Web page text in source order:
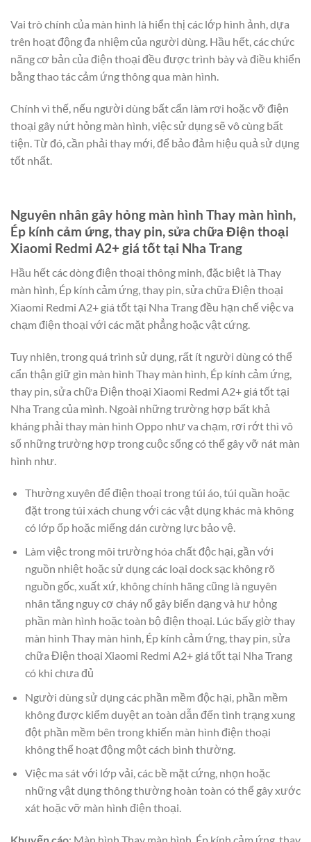
Vai trò chính của màn hình là hiển thị các lớp hình ảnh, dựa
trên hoạt động đa nhiệm của người dùng. Hầu hết, các chức
năng cơ bản của điện thoại đều được trình bày và điều khiển
bằng thao tác cảm ứng thông qua màn hình.
Chính vì thế, nếu người dùng bất cẩn làm rơi hoặc vỡ điện
thoại gây nứt hỏng màn hình, việc sử dụng sẽ vô cùng bất
tiện. Từ đó, cần phải thay mới, để bảo đảm hiệu quả sử dụng
tốt nhất.
Nguyên nhân gây hỏng màn hình Thay màn hình,
Ép kính cảm ứng, thay pin, sửa chữa Điện thoại
Xiaomi Redmi A2+ giá tốt tại Nha Trang
Hầu hết các dòng điện thoại thông minh, đặc biệt là Thay
màn hình, Ép kính cảm ứng, thay pin, sửa chữa Điện thoại
Xiaomi Redmi A2+ giá tốt tại Nha Trang đều hạn chế việc va
chạm điện thoại với các mặt phẳng hoặc vật cứng.
Tuy nhiên, trong quá trình sử dụng, rất ít người dùng có thể
cẩn thận giữ gìn màn hình Thay màn hình, Ép kính cảm ứng,
thay pin, sửa chữa Điện thoại Xiaomi Redmi A2+ giá tốt tại
Nha Trang của mình. Ngoài những trường hợp bất khả
kháng phải thay màn hình Oppo như va chạm, rơi rớt thì vô
số những trường hợp trong cuộc sống có thể gây vỡ nát màn
hình như.
Thường xuyên để điện thoại trong túi áo, túi quần hoặc
đặt trong túi xách chung với các vật dụng khác mà không
có lớp ốp hoặc miếng dán cường lực bảo vệ.
Làm việc trong môi trường hóa chất độc hại, gần với
nguồn nhiệt hoặc sử dụng các loại dock sạc không rõ
nguồn gốc, xuất xứ, không chính hãng cũng là nguyên
nhân tăng nguy cơ cháy nổ gây biến dạng và hư hỏng
phần màn hình hoặc toàn bộ điện thoại. Lúc bấy giờ thay
màn hình Thay màn hình, Ép kính cảm ứng, thay pin, sửa
chữa Điện thoại Xiaomi Redmi A2+ giá tốt tại Nha Trang
có khi chưa đủ
Người dùng sử dụng các phần mềm độc hại, phần mềm
không được kiểm duyệt an toàn dẫn đến tình trạng xung
đột phần mềm bên trong khiến màn hình điện thoại
không thể hoạt động một cách bình thường.
Việc ma sát với lớp vải, các bề mặt cứng, nhọn hoặc
những vật dụng thông thường hoàn toàn có thể gây xước
xát hoặc vỡ màn hình điện thoại.